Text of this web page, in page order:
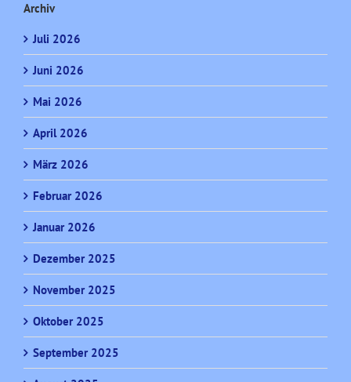
Archiv
Juli 2026
Juni 2026
Mai 2026
April 2026
März 2026
Februar 2026
Januar 2026
Dezember 2025
November 2025
Oktober 2025
September 2025